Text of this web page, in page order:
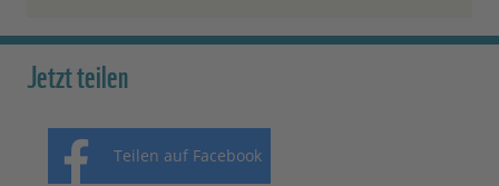
Jetzt teilen
Teilen auf Facebook